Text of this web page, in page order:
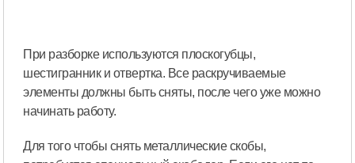
При разборке используются плоскогубцы,
шестигранник и отвертка. Все раскручиваемые
элементы должны быть сняты, после чего уже можно
начинать работу.
Для того чтобы снять металлические скобы,